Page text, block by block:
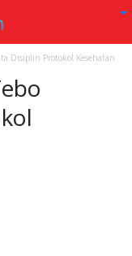
Disiplin Protokol Kesehatan